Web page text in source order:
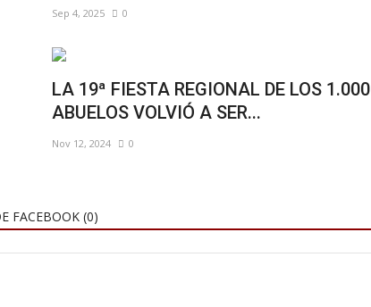
Sep 4, 2025 0
LA 19ª FIESTA REGIONAL DE LOS 1.000
ABUELOS VOLVIÓ A SER...
Nov 12, 2024 0
FACEBOOK (0)